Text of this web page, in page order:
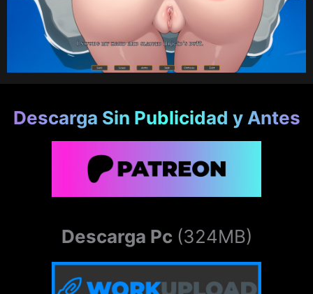
Descarga Sin Publicidad y Antes
Descarga Pc (324MB)